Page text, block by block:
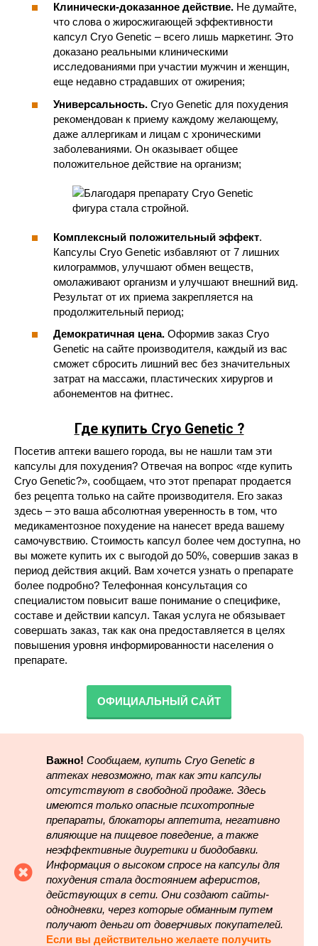
Клинически-доказанное действие. Не думайте,
что слова о жиросжигающей эффективности
капсул Cryo Genetic – всего лишь маркетинг. Это
доказано реальными клиническими
исследованиями при участии мужчин и женщин,
еще недавно страдавших от ожирения;
Универсальность. Cryo Genetic для похудения
рекомендован к приему каждому желающему,
даже аллергикам и лицам с хроническими
заболеваниями. Он оказывает общее
положительное действие на организм;
Комплексный положительный эффект.
Капсулы Cryo Genetic избавляют от 7 лишних
килограммов, улучшают обмен веществ,
омолаживают организм и улучшают внешний вид.
Результат от их приема закрепляется на
продолжительный период;
Демократичная цена. Оформив заказ Cryo
Genetic на сайте производителя, каждый из вас
сможет сбросить лишний вес без значительных
затрат на массажи, пластических хирургов и
абонементов на фитнес.
Где купить Cryo Genetic ?
Посетив аптеки вашего города, вы не нашли там эти
капсулы для похудения? Отвечая на вопрос «где купить
Cryo Genetic?», сообщаем, что этот препарат продается
без рецепта только на сайте производителя. Его заказ
здесь – это ваша абсолютная уверенность в том, что
медикаментозное похудение на нанесет вреда вашему
самочувствию. Стоимость капсул более чем доступна, но
вы можете купить их с выгодой до 50%, совершив заказ в
период действия акций. Вам хочется узнать о препарате
более подробно? Телефонная консультация со
специалистом повысит ваше понимание о специфике,
составе и действии капсул. Такая услуга не обязывает
совершать заказ, так как она предоставляется в целях
повышения уровня информированности населения о
препарате.
ОФИЦИАЛЬНЫЙ САЙТ
Важно! Сообщаем, купить Cryo Genetic в
аптеках невозможно, так как эти капсулы
отсутствуют в свободной продаже. Здесь
имеются только опасные психотропные
препараты, блокаторы аппетита, негативно
влияющие на пищевое поведение, а также
неэффективные диуретики и биодобавки.
Информация о высоком спросе на капсулы для
похудения стала достоянием аферистов,
действующих в сети. Они создают сайты-
однодневки, через которые обманным путем
получают деньги от доверчивых покупателей.
Если вы действительно желаете получить